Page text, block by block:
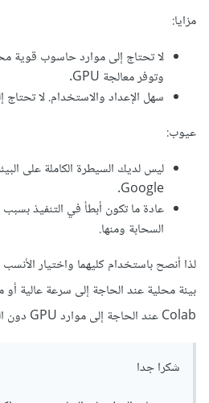
مزايا:
وتوفر معالجة GPU.
سهل الإعداد والاستخدام. لا تحتاج
عيوب:
ليس لديك السيطرة الكاملة على
Google.
عادة ما تكون أبطأ في التنفيذ بسبب
السحابة ومنها.
لذا أنصح باستخدام كليهما واختيار
بيئة محلية عند الحاجة إلى سرعة عالية أو
Colab عند الحاجة إلى موارد GPU دون التزام بشراء حاسوب قوي.
شكرا جدا